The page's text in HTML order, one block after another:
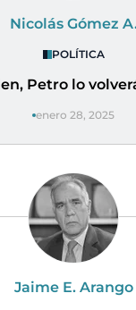
Nicolás Gómez
POLÍTICA
Petro lo
enero 28, 2025
Jaime E. Arango